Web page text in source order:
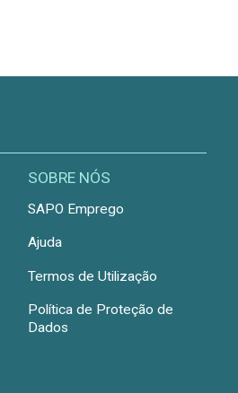
SOBRE NÓS
SAPO Emprego
Ajuda
Termos de Utilização
Política de Proteção de
Dados